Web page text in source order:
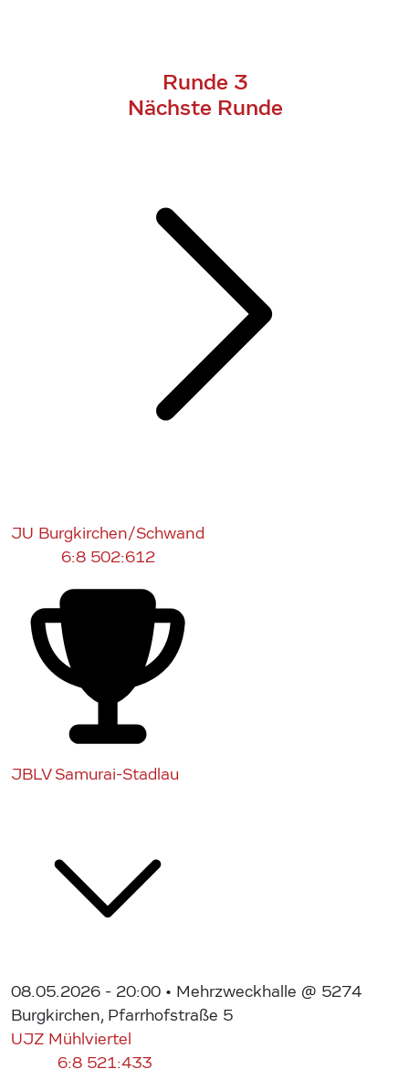
Runde 3
Nächste Runde
JU Burgkirchen/Schwand
6:8 502:612
JBLV Samurai-Stadlau
08.05.2026 - 20:00 • Mehrzweckhalle @ 5274
Burgkirchen, Pfarrhofstraße 5
UJZ Mühlviertel
6:8 521:433